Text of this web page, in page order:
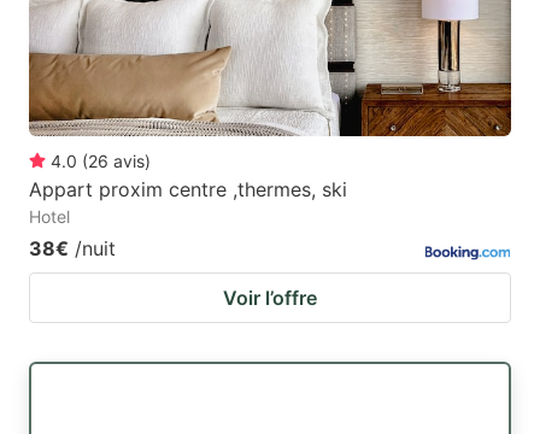
4.0 (26 avis)
Appart proxim centre ,thermes, ski
Hotel
38€ /nuit
Voir l’offre